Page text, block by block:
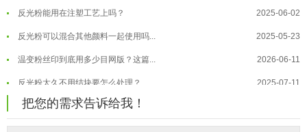
温变粉到底怕不怕酸碱和酒精？ 2026-07-09
温变粉"烤"问：长期加... 2026-07-07
温变粉耐温真相：注塑"高温炼... 2026-07-03
夜间安全卫士：丝印反光粉搭配全攻... 2026-01-20
反光粉能用在注塑工艺上吗？ 2025-06-02
反光粉可以混合其他颜料一起使用吗... 2025-05-23
温变粉丝印到底用多少目网版？这篇... 2026-06-11
反光粉太久不用结块要怎么处理？ 2025-07-11
印花温变粉最适合用在什么行业上呢...
油性反光粉怎么印花效果最好？ 2025-06-18
把您的需求告诉给我！